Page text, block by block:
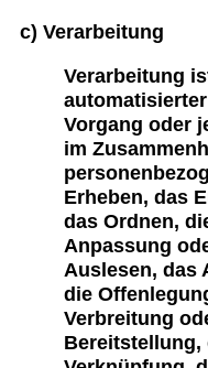
c) Verarbeitung
Verarbeitung
Vorgang oder
im
Erheben, das
das Ordnen,
Anpassung
Auslesen, das
die
Verbreitung
Bereitstellung,